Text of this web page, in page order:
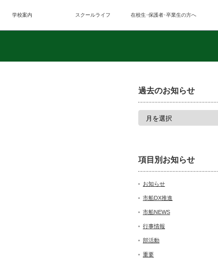
学校案内 スクールライフ 在校生･保護者･卒業生の方へ
過去のお知らせ
項目別お知らせ
お知らせ
市船DX推進
市船NEWS
行事情報
部活動
重要